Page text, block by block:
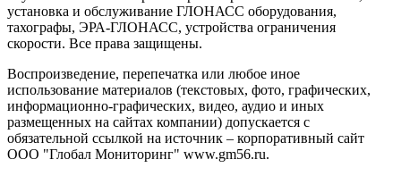
установка и обслуживание ГЛОНАСС оборудования,
тахографы, ЭРА-ГЛОНАСС, устройства ограничения
скорости. Все права защищены.
Воспроизведение, перепечатка или любое иное
использование материалов (текстовых, фото, графических,
информационно-графических, видео, аудио и иных
размещенных на сайтах компании) допускается с
обязательной ссылкой на источник – корпоративный сайт
ООО "Глобал Мониторинг" www.gm56.ru.